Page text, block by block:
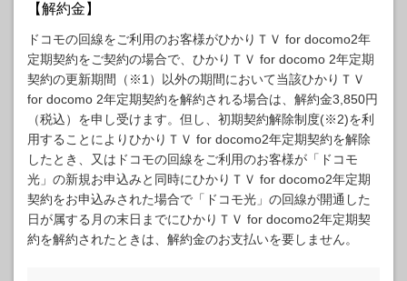
【解約金】
ドコモの回線をご利用のお客様がひかりＴＶ for docomo2年
定期契約をご契約の場合で、ひかりＴＶ for docomo 2年定期
契約の更新期間（※1）以外の期間において当該ひかりＴＶ
for docomo 2年定期契約を解約される場合は、解約金3,850円
（税込）を申し受けます。但し、初期契約解除制度(※2)を利
用することによりひかりＴＶ for docomo2年定期契約を解除
したとき、又はドコモの回線をご利用のお客様が「ドコモ
光」の新規お申込みと同時にひかりＴＶ for docomo2年定期
契約をお申込みされた場合で「ドコモ光」の回線が開通した
日が属する月の末日までにひかりＴＶ for docomo2年定期契
約を解約されたときは、解約金のお支払いを要しません。